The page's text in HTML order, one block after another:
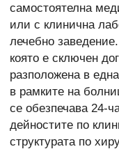
самостоятелна
или с клинична
лечебно
която е сключен
разположена в
в рамките на
се обезпечава 24-
дейностите по
структурата по